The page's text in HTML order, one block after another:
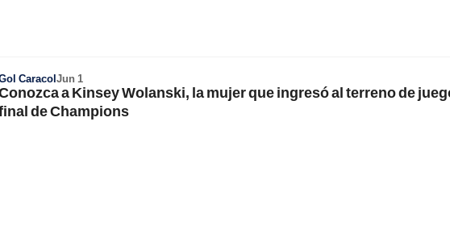
CaracolJun 1
a Kinsey Wolanski, la mujer que ingresó al terreno de
de Champions